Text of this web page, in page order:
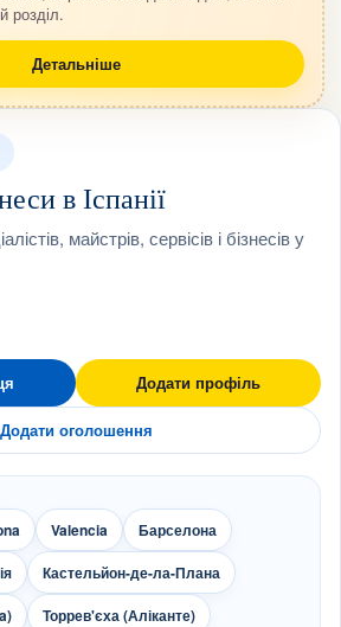
розділ.
Детальніше
в Іспанії
майстрів, сервісів і бізнесів у
Додати профіль
Додати оголошення
Valencia
Барселона
Кастельйон-де-ла-Плана
Торрев'єха (Аліканте)